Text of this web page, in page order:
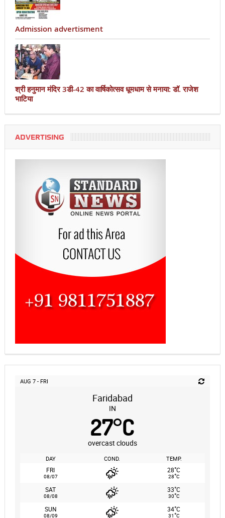
Admission advertisment
श्री हनुमान मंदिर 3डी-42 का वार्षिकोत्सव धूमधाम से मनाया: डॉ. राजेश
भाटिया
ADVERTISING
AUG 7 - FRI
Faridabad
IN
27°C
overcast clouds
DAY COND. TEMP.
FRI
08/07
28°C
28°C
SAT
08/08
33°C
30°C
SUN
08/09
34°C
31°C